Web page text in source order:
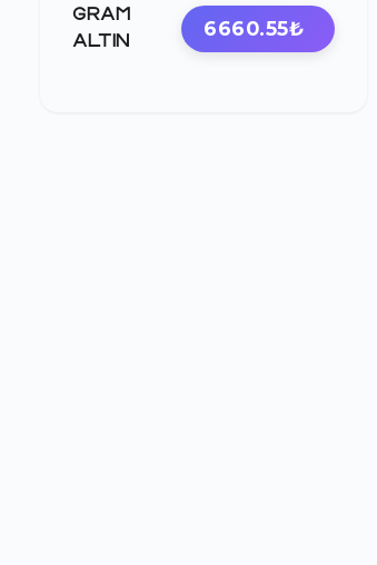
GRAM
ALTIN
6660.55₺